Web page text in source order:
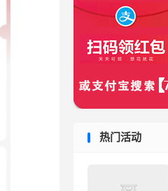
热门活动